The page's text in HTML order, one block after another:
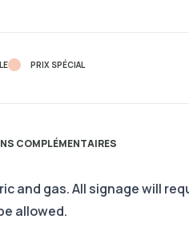
PRIX ​​SPÉCIAL
COMPLÉMENTAIRES
and gas. All signage will
allowed.